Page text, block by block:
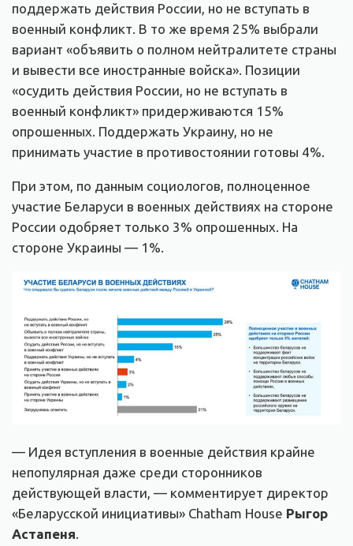
поддержать действия России, но не вступать в
военный конфликт. В то же время 25% выбрали
вариант «объявить о полном нейтралитете страны
и вывести все иностранные войска». Позиции
«осудить действия России, но не вступать в
военный конфликт» придерживаются 15%
опрошенных. Поддержать Украину, но не
принимать участие в противостоянии готовы 4%.
При этом, по данным социологов, полноценное
участие Беларуси в военных действиях на стороне
России одобряет только 3% опрошенных. На
стороне Украины — 1%.
— Идея вступления в военные действия крайне
непопулярная даже среди сторонников
действующей власти, — комментирует директор
«Беларусской инициативы» Chatham House Рыгор
Астапеня